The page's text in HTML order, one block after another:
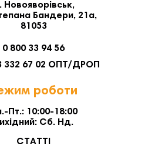
Новояворівськ,
Бандери, 21а,
81053
0 800 33 94 56
332 67 02 ОПТ/ДРОП
роботи
Пт.: 10:00-18:00
Сб. Нд.
СТАТТІ